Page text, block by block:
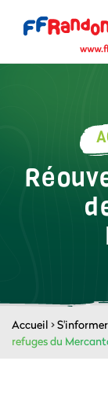
Accueil >S'informer
refuges du